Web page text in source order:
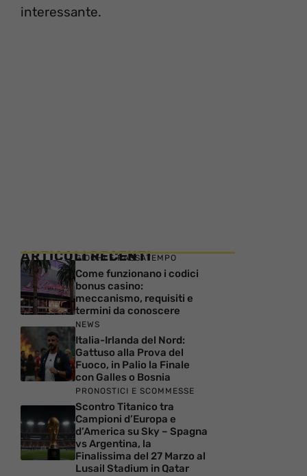
interessante.
ARTICOLI RECENTI
GIOCHI E PASSATEMPO
Come funzionano i codici
bonus casino:
meccanismo, requisiti e
termini da conoscere
NEWS
Italia-Irlanda del Nord:
Gattuso alla Prova del
Fuoco, in Palio la Finale
con Galles o Bosnia
PRONOSTICI E SCOMMESSE
Scontro Titanico tra
Campioni d’Europa e
d’America su Sky – Spagna
vs Argentina, la
Finalissima del 27 Marzo al
Lusail Stadium in Qatar